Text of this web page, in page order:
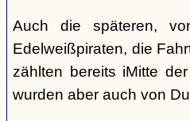
Auch die späteren,
Edelweißpiraten, die
zählten bereits iMitte
wurden aber auch von